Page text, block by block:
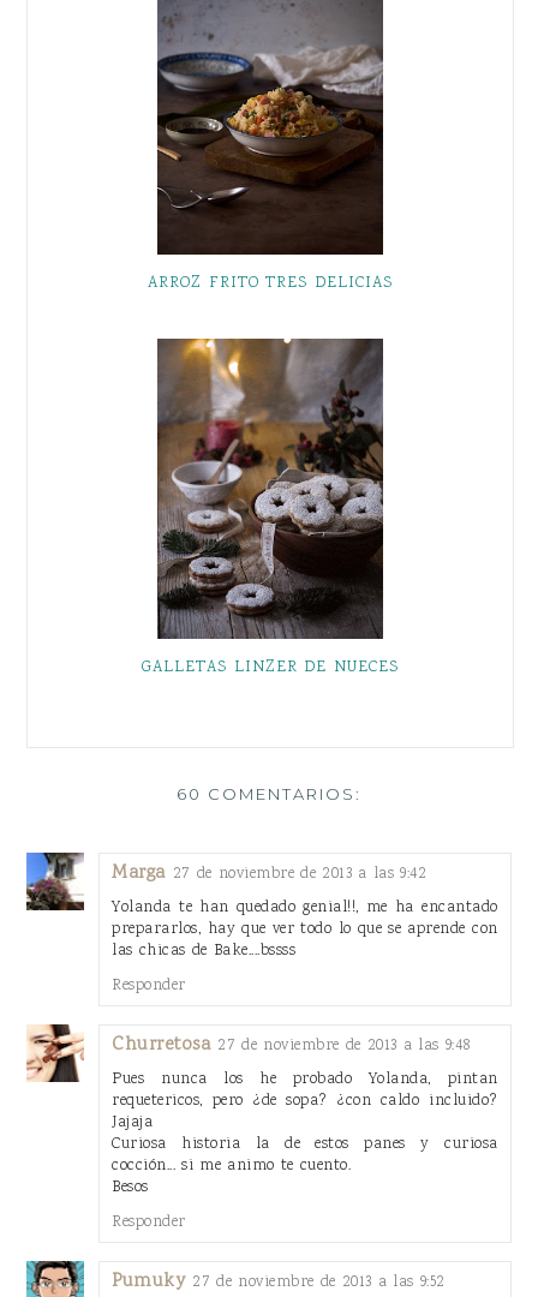
ARROZ FRITO TRES DELICIAS
GALLETAS LINZER DE NUECES
60 COMENTARIOS:
Marga 27 de noviembre de 2013 a las 9:42
Yolanda te han quedado genial!!, me ha encantado
prepararlos, hay que ver todo lo que se aprende con
las chicas de Bake....bssss
Responder
Churretosa 27 de noviembre de 2013 a las 9:48
Pues nunca los he probado Yolanda, pintan
requetericos, pero ¿de sopa? ¿con caldo incluido?
Jajaja
Curiosa historia la de estos panes y curiosa
cocción... si me animo te cuento.
Besos
Responder
Pumuky 27 de noviembre de 2013 a las 9:52